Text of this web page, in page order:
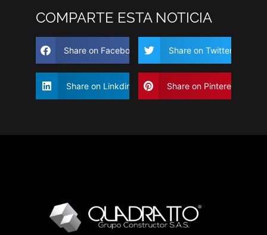
COMPARTE ESTA NOTICIA
Share on Facebook Share on Twitter
Share on Linkdin Share on Pinterest